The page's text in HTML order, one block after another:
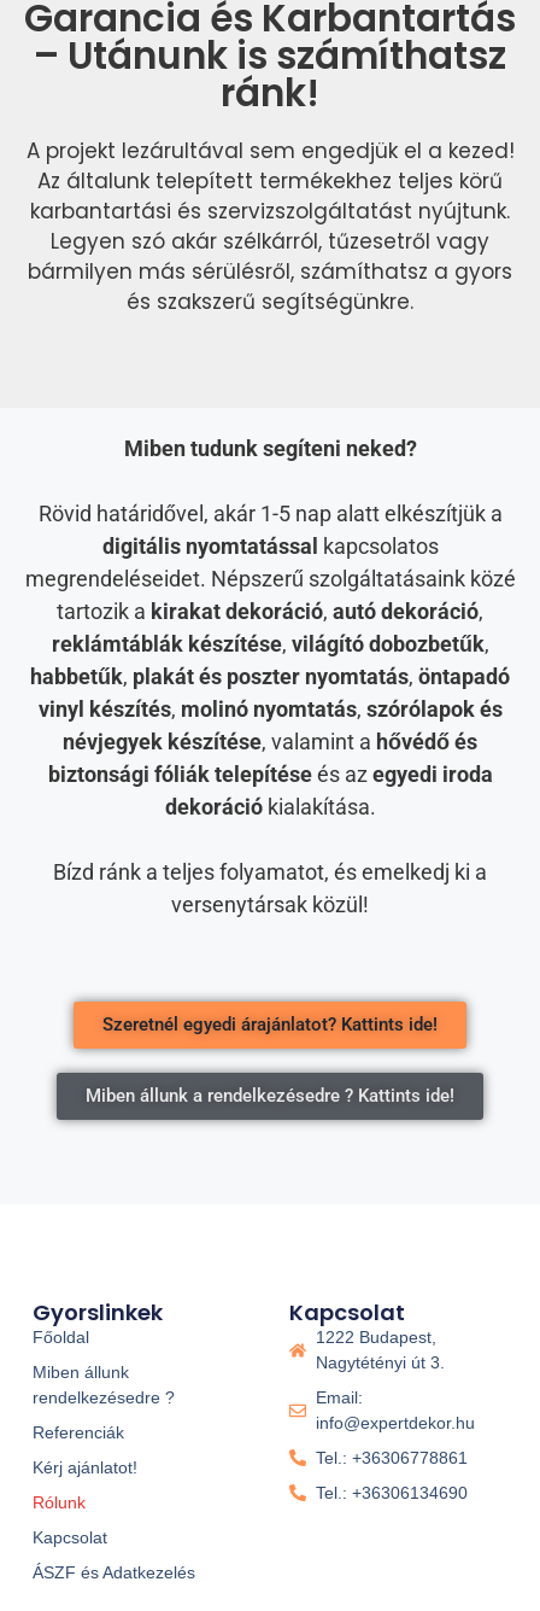
Garancia és Karbantartás
– Utánunk is számíthatsz
ránk!
A projekt lezárultával sem engedjük el a kezed!
Az általunk telepített termékekhez teljes körű
karbantartási és szervizszolgáltatást nyújtunk.
Legyen szó akár szélkárról, tűzesetről vagy
bármilyen más sérülésről, számíthatsz a gyors
és szakszerű segítségünkre.
Miben tudunk segíteni neked?
Rövid határidővel, akár 1-5 nap alatt elkészítjük a
digitális nyomtatással kapcsolatos
megrendeléseidet. Népszerű szolgáltatásaink közé
tartozik a kirakat dekoráció, autó dekoráció,
reklámtáblák készítése, világító dobozbetűk,
habbetűk, plakát és poszter nyomtatás, öntapadó
vinyl készítés, molinó nyomtatás, szórólapok és
névjegyek készítése, valamint a hővédő és
biztonsági fóliák telepítéseés az egyedi iroda
dekorációkialakítása.
Bízd ránk a teljes folyamatot, és emelkedj ki a
versenytársak közül!
Szeretnél egyedi árajánlatot? Kattints ide!
Miben állunk a rendelkezésedre ? Kattints ide!
Gyorslinkek
Főoldal
Miben állunk
rendelkezésedre ?
Referenciák
Kérj ajánlatot!
Rólunk
Kapcsolat
ÁSZF és Adatkezelés
Kapcsolat
1222 Budapest,
Nagytétényi út 3.
Email:
info@expertdekor.hu
Tel.: +36306778861
Tel.: +36306134690